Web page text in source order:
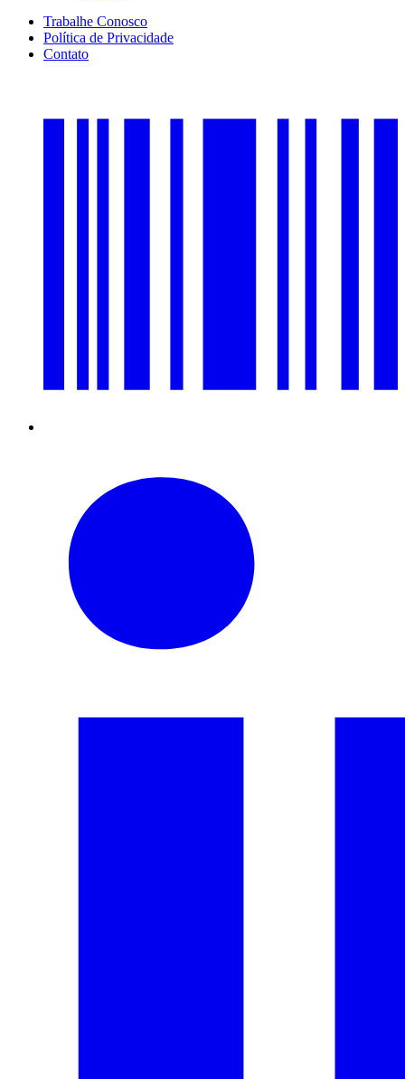
Trabalhe Conosco
Política de Privacidade
Contato